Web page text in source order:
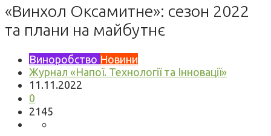
«Винхол Оксамитне»: сезон 2022
та плани на майбутнє
Виноробство Новини
Журнал «Напої. Технології та Інновації»
11.11.2022
0
2145